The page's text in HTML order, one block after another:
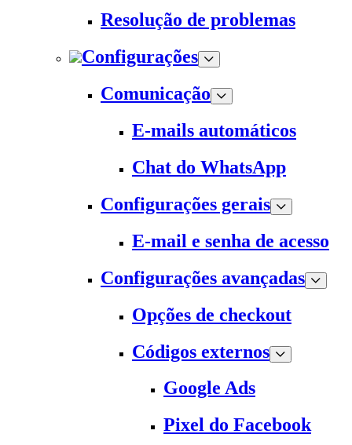
Resolução de problemas
Configurações
Comunicação
E-mails automáticos
Chat do WhatsApp
Configurações gerais
E-mail e senha de acesso
Configurações avançadas
Opções de checkout
Códigos externos
Google Ads
Pixel do Facebook